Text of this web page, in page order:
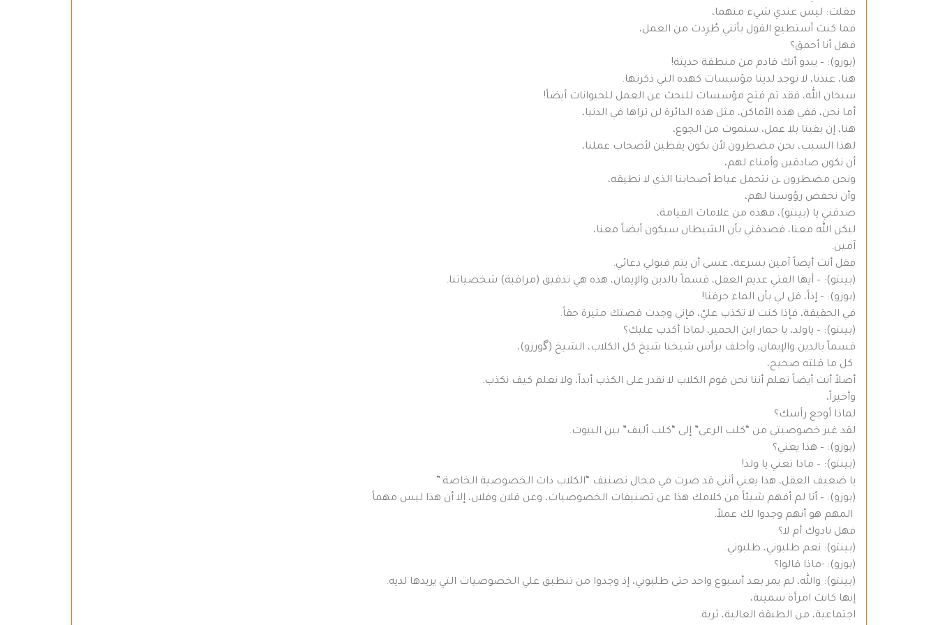
فقلت: ليس عندي شيء منهما،
فما كنت أستطيع القول بأنني طُرِدت من العمل،
فهل أنا أحمق؟
(بوزو): – يبدو أنك قادم من منطقة حديثة!
هنا، عندنا، لا توجد لدينا مؤسسات كهذه التي ذكرتها.
سبحان الله، فقد تم فتح مؤسسات للبحث عن العمل للحيوانات أيضاً!
أما نحن، ففي هذه الأماكن، مثل هذه الدائرة لن تراها في الدنيا،
هنا، إن بقينا بلا عمل، سنموت من الجوع،
لهذا السبب، نحن مضطرون لأن نكون يقظين لأصحاب عملنا،
أن نكون صادقين وأمناء لهم،
ونحن مضطرون ـن نتحمل عياط أصحابنا الذي لا نطيقه،
وأن نخفض رؤوسنا لهم،
صدقني يا (بينتو)، فهذه من علامات القيامة،
ليكن الله معنا، فصدقني بأن الشيطان سيكون أيضاً معنا،
آمين.
فقل أنت أيضاً آمين بسرعة، عسى أن يتم قبولي دعائي.
(بينتو): – أيها الفتي عديم العقل، قسماً بالدين والإيمان، هذه هي تدقيق (مراقبة) شخصياتنا.
(بوزو): – إذاً، قل لي بأن الماء جرفنا!
في الحقيقة، فإذا كنت لا تكذب عليّ، فإني وجدت قصتك مثيرة حقاً.
(بينتو): – ياولد، يا حمار ابن الحمير، لماذا أكذب عليك؟
قسماً بالدين والإيمان، وأحلف برأس شيخنا شيخ كل الكلاب، الشيخ (ﮔورزو)،
كل ما قلته صحيح،
أصلاً أنت أيضاً تعلم أننا نحن قوم الكلاب لا نقدر على الكذب أبداً، ولا نعلم كيف نكذب.
وأخيراً،
لماذا أوجع رأسك؟
لقد غير خصوصيتي من “كلب الرعي” إلى “كلب أليف” بين البيوت.
(بوزو): – هذا يعني؟
(بينتو): – ماذا تعني يا ولد!
يا ضعيف العقل، هذا يعني أنني قد صرت في مجال تصنيف “الكلاب ذات الخصوصية الخاصة.”
(بوزو): – أنا لم أفهم شيئاً من كلامك هذا عن تصنيفات الخصوصيات، وعن فلان وفلان، إلا أن هذا ليس مهماً.
المهم هو أنهم وجدوا لك عملاً.
فهل نادوك أم لا؟
(بينتو): نعم طلبوني، طلبوني.
(بوزو): -ماذا قالوا؟
(بينتو): والله، لم يمر بعد أسبوع واحد حتى طلبوني، إذ وجدوا من تنطبق علي الخصوصيات التي يريدها لديه.
إنها كانت امرأة سمينة،
اجتماعية، من الطبقة العالية، ثرية.